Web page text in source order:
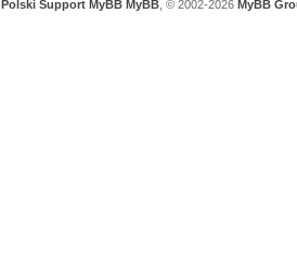
Polski Support MyBB MyBB , © 2002-2026 MyBB